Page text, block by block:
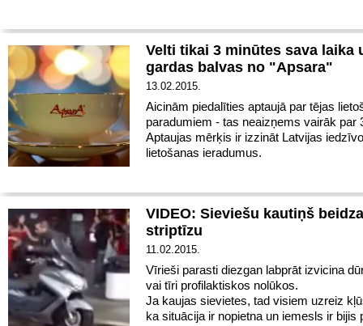
Velti tikai 3 minūtes sava laika
gardas balvas no "Apsara"
13.02.2015.
Aicinām piedalīties aptaujā par tējas
paradumiem - tas neaizņems vairāk par
Aptaujas mērķis ir izzināt Latvijas
lietošanas ieradumus.
VIDEO: Sieviešu kautiņš
striptīzu
11.02.2015.
Vīrieši parasti diezgan labprāt izvicina
vai tīri profilaktiskos nolūkos.
Ja kaujas sievietes, tad visiem uzreiz
ka situācija ir nopietna un iemesls ir bijis